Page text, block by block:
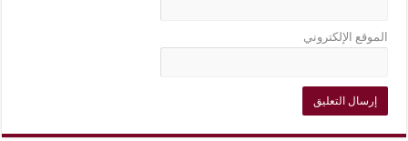
الموقع الإلكتروني